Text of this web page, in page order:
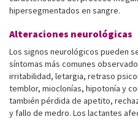
hipersegmentados en sangre.
Alteraciones neurológicas
Los signos neurológicos pueden
síntomas más comunes
irritabilidad, letargia, retraso
temblor, mioclonías, hipotonía y
también pérdida de apetito,
y fallo de medro. Los lactantes